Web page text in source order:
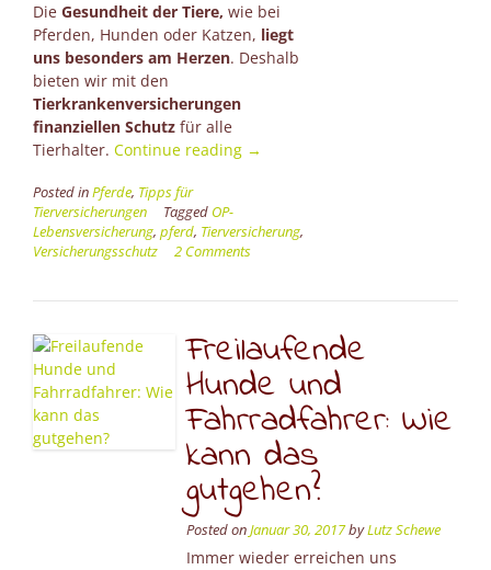
Die Gesundheit der Tiere, wie bei
Pferden, Hunden oder Katzen, liegt
uns besonders am Herzen. Deshalb
bieten wir mit den
Tierkrankenversicherungen
finanziellen Schutz für alle
Tierhalter. Continue reading “Versicherungsschutz
mit
der
Lebensversicherung!”
→
Posted inPferde, Tipps für
Tierversicherungen
Tagged OP-
Lebensversicherung, pferd, Tierversicherung,
Versicherungsschutz
2 Comments
Freilaufende
Hunde und
Fahrradfahrer: Wie
kann das
gutgehen?
Posted onJanuar 30, 2017byLutz Schewe
Immer wieder erreichen uns